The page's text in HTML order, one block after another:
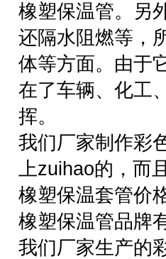
橡塑保温管。另
还隔水阻燃等，
体等方面。由于
在了车辆、化工
挥。
我们厂家制作彩
上zuihao的，而
橡塑保温套管价
橡塑保温管品牌
我们厂家生产的